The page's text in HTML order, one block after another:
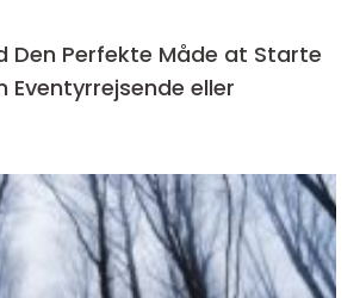
Eventyrrejsende eller